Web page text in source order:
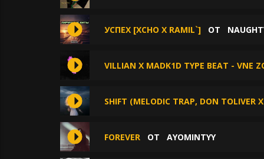
УСПЕХ [XCHO Х RAMIL`] ОТ
VILLIAN X MADK1D TYPE BEAT - VNE
SHIFT (MELODIC TRAP, DON TOLIVER
FOREVER ОТ AYOMINTYY